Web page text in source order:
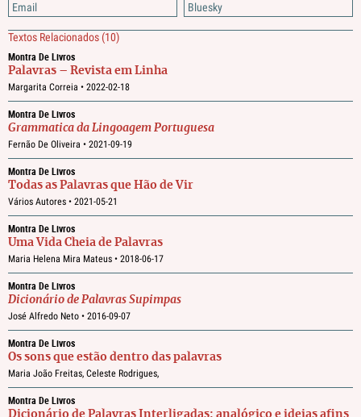
Email
Bluesky
Textos Relacionados (10)
Montra De Livros
Palavras – Revista em Linha
Margarita Correia • 2022-02-18
Montra De Livros
Grammatica da Lingoagem Portuguesa
Fernão De Oliveira • 2021-09-19
Montra De Livros
Todas as Palavras que Hão de Vir
Vários Autores • 2021-05-21
Montra De Livros
Uma Vida Cheia de Palavras
Maria Helena Mira Mateus • 2018-06-17
Montra De Livros
Dicionário de Palavras Supimpas
José Alfredo Neto • 2016-09-07
Montra De Livros
Os sons que estão dentro das palavras
Maria João Freitas, Celeste Rodrigues,
Montra De Livros
Dicionário de Palavras Interligadas: analógico e ideias afins